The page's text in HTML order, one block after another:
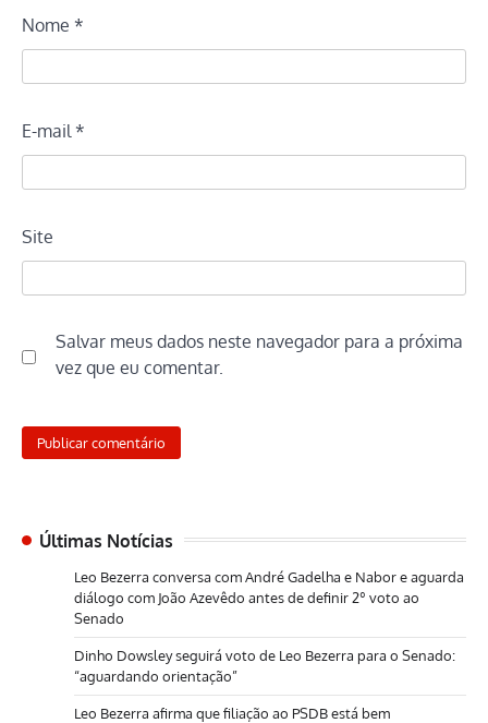
Nome *
E-mail*
Site
Salvar meus dados neste navegador para a próxima
vez que eu comentar.
Últimas Notícias
Leo Bezerra conversa com André Gadelha e Nabor e aguarda
diálogo com João Azevêdo antes de definir 2º voto ao
Senado
Dinho Dowsley seguirá voto de Leo Bezerra para o Senado:
“aguardando orientação”
Leo Bezerra afirma que filiação ao PSDB está bem